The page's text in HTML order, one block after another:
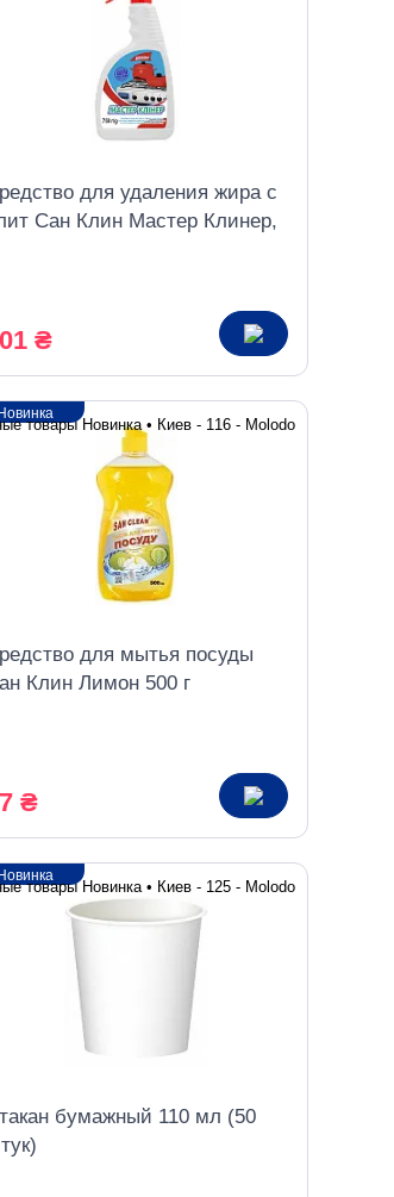
для удаления жира с
Сан Клин Мастер Клинер,
₴
для мытья посуды
Клин Лимон 500 г
₴
Новинка
бумажный 110 мл (50
Новинка